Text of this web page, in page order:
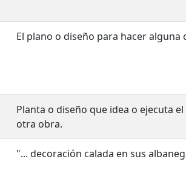
El plano o diseño para hacer alguna
Planta o diseño que idea o ejecuta
otra obra.
"... decoración calada en sus